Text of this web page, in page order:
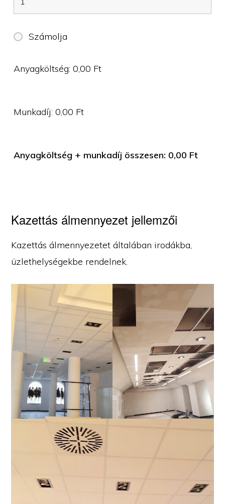
Számolja
Anyagköltség:0,00 Ft
Munkadíj:0,00 Ft
Anyagköltség + munkadíj összesen: 0,00 Ft
Kazettás álmennyezet jellemzői
Kazettás álmennyezetet általában irodákba,
üzlethelységekbe rendelnek.